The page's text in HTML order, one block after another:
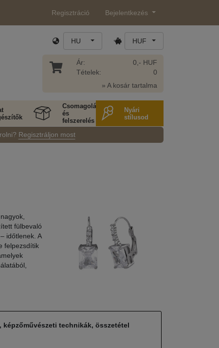
Regisztráció Bejelentkezés
HU HUF
Ár:
Tételek:
0,- HUF
0
» A kosár tartalma
Csomagolás
és
felszerelés
Nyári
stílusod
Regisztráljon most
fülbevaló
időtlenek. A
felpezsdítik
képzőművészeti technikák, összetétel